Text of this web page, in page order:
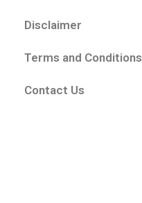
Disclaimer
Terms and Conditions
Contact Us